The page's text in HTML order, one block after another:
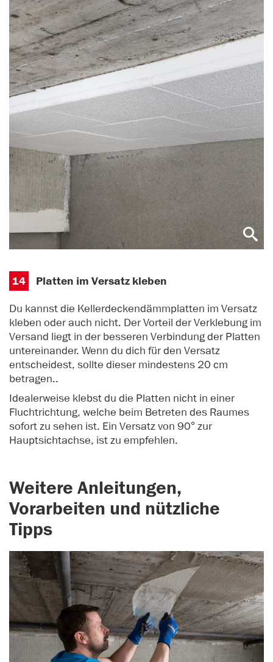
14 Platten im Versatz kleben
Du kannst die Kellerdeckendämmplatten im Versatz
kleben oder auch nicht. Der Vorteil der Verklebung im
Versand liegt in der besseren Verbindung der Platten
untereinander. Wenn du dich für den Versatz
entscheidest, sollte dieser mindestens 20 cm
betragen..
Idealerweise klebst du die Platten nicht in einer
Fluchtrichtung, welche beim Betreten des Raumes
sofort zu sehen ist. Ein Versatz von 90° zur
Hauptsichtachse, ist zu empfehlen.
Weitere Anleitungen,
Vorarbeiten und nützliche
Tipps